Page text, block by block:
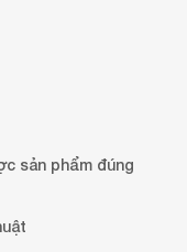
sản phẩm đúng